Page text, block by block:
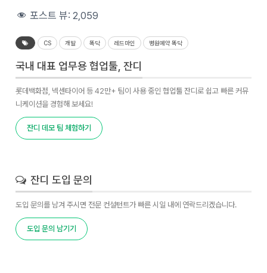
포스트 뷰:2,059
CS 개발 똑닥 레드마인 병원예약 똑닥
국내 대표 업무용 협업툴, 잔디
롯데백화점, 넥센타이어 등 42만+ 팀이 사용 중인 협업툴 잔디로 쉽고 빠른 커뮤
니케이션을 경험해 보세요!
잔디 데모 팀 체험하기
잔디 도입 문의
도입 문의를 남겨 주시면 전문 컨설턴트가 빠른 시일 내에 연락드리겠습니다.
도입 문의 남기기